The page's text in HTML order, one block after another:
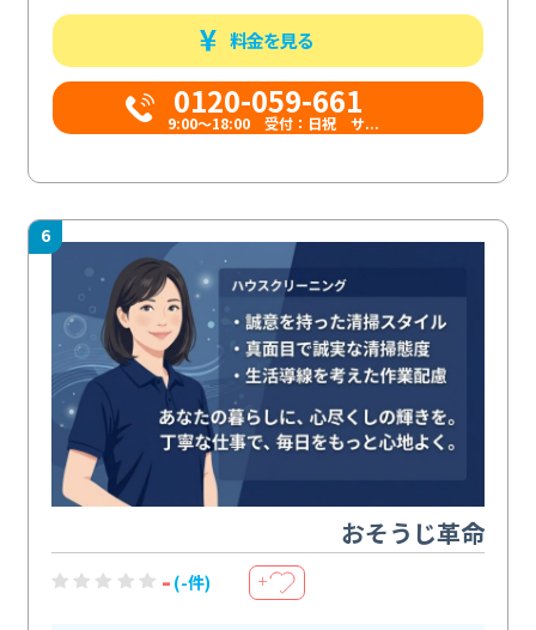
料金を見る
0120-059-661
9:00〜18:00 受付：日祝 サ...
6
おそうじ革命
- (-件) ＋